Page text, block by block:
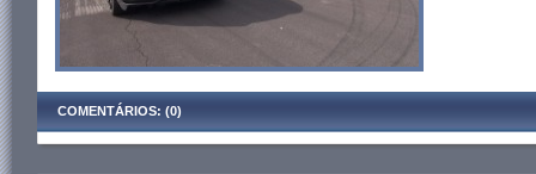
COMENTÁRIOS: (0)